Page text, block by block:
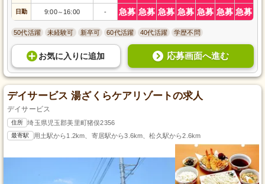
日勤 9:00～ 16:00 - 急募 急募 急募 急募 急募 急募 急募
50代活躍 未経験可 新卒可 60代活躍 40代活躍 学歴不問
お気に入り に追加 応募画面へ進む
デイサービス 湯ざくらケアリゾートの求人
デイサービス
住所 埼玉県児玉郡美里町猪俣2356
最寄駅 用土駅から1.2km、寄居駅から3.6km、松久駅から2.6km